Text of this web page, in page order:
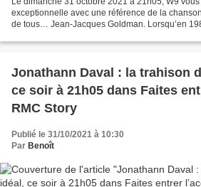
exceptionnelle avec une référence de la
de tous… Jean-Jacques Goldman. Lorsqu’en
Jonathann Daval : la trahison
ce soir à 21h05 dans Faites
RMC Story
Publié le 31/10/2021 à 10:30
Par Benoît